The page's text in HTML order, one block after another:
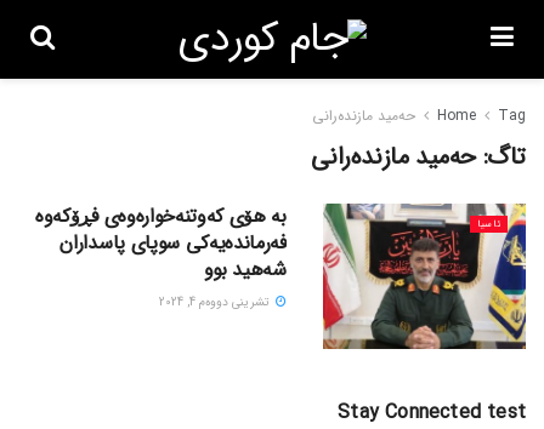
Home Tag حەمید مازندەرانی
تاگ:حەمید مازندەرانی
ئاسیا
بە هۆی کەوتنەخوارەوەی فڕۆکەوە
فەرماندەیەکی سوپای پاسداران
شەهید بوو
تشرینی دووه‌م 4, 2024
Stay Connected test